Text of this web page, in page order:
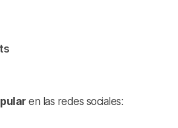
en las redes sociales: